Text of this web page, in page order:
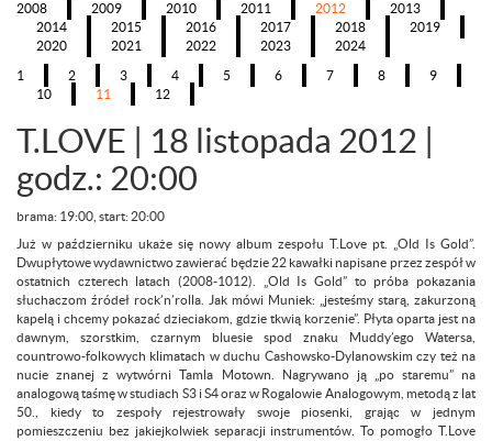
2008 2009 2010 2011 2012
2013
2014
2015 2016 2017 2018
2019
2020
2021 2022 2023 2024
1 2 3 4 5 6 7 8
9
10
11 12
T.LOVE
18 listopada 2012 |
godz.: 20:00
brama: 19:00, start: 20:00
Już w październiku ukaże się nowy album zespołu T.Love pt. „Old Is Gold”.
Dwupłytowe wydawnictwo zawierać będzie 22 kawałki napisane przez zespół w
ostatnich czterech latach (2008-1012). „Old Is Gold” to próba pokazania
słuchaczom źródeł rock’n’rolla. Jak mówi Muniek: „jesteśmy starą, zakurzoną
kapelą i chcemy pokazać dzieciakom, gdzie tkwią korzenie”. Płyta oparta jest na
dawnym, szorstkim, czarnym bluesie spod znaku Muddy’ego Watersa,
countrowo-folkowych klimatach w duchu Cashowsko-Dylanowskim czy też na
nucie znanej z wytwórni Tamla Motown. Nagrywano ją „po staremu” na
analogową taśmę w studiach S3 i S4 oraz w Rogalowie Analogowym, metodą z lat
50., kiedy to zespoły rejestrowały swoje piosenki, grając w jednym
pomieszczeniu bez jakiejkolwiek separacji instrumentów. To pomogło T.Love